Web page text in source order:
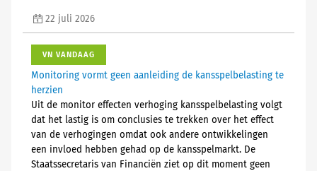
22 juli 2026
VN VANDAAG
Monitoring vormt geen aanleiding de kansspelbelasting te
herzien
Uit de monitor effecten verhoging kansspelbelasting volgt
dat het lastig is om conclusies te trekken over het effect
van de verhogingen omdat ook andere ontwikkelingen
een invloed hebben gehad op de kansspelmarkt. De
Staatssecretaris van Financiën ziet op dit moment geen